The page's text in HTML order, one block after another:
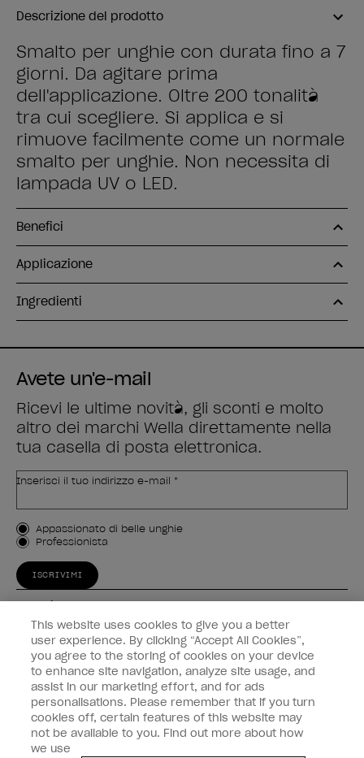
Descrizione del prodotto
Smalto per unghie con durata fino a 7
giorni. Da agitare prima
dell'applicazione. Oltre 200 tonalità
tra cui scegliere. Si applica e si
rimuove facilmente come un normale
smalto per unghie. Non necessita di
lampada UV o LED.
Benefici
Applicazione
Ingredienti
Avete un'e-mail
Ricevi le ultime novità, gli sconti e molto
altro dei marchi Wella direttamente nella
tua casella di posta elettronica.
Inserisci il tuo indirizzo e-mail *
Tipo di cliente
Appassionato di belle unghie
Professionista
ISCRIVIMI
Esperienza
Collegati
Informazioni sul cliente
This website uses cookies to give you a better
user experience. By clicking “Accept All Cookies”,
you agree to the storing of cookies on your device
to enhance site navigation, analyze site usage, and
assist in our marketing effort, and for ads
personalisations. Please remember that if you turn
cookies off, certain features of this website may
not be available to you. Find out more about how
we use